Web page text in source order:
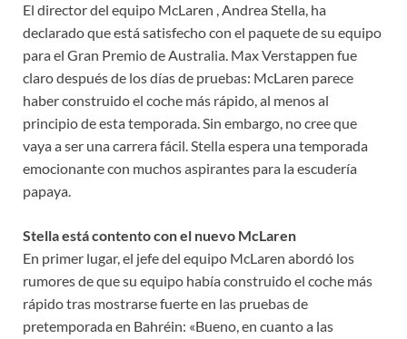
El director del equipo McLaren , Andrea Stella, ha
declarado que está satisfecho con el paquete de su equipo
para el Gran Premio de Australia. Max Verstappen fue
claro después de los días de pruebas: McLaren parece
haber construido el coche más rápido, al menos al
principio de esta temporada. Sin embargo, no cree que
vaya a ser una carrera fácil. Stella espera una temporada
emocionante con muchos aspirantes para la escudería
papaya.
Stella está contento con el nuevo McLaren
En primer lugar, el jefe del equipo McLaren abordó los
rumores de que su equipo había construido el coche más
rápido tras mostrarse fuerte en las pruebas de
pretemporada en Bahréin: «Bueno, en cuanto a las